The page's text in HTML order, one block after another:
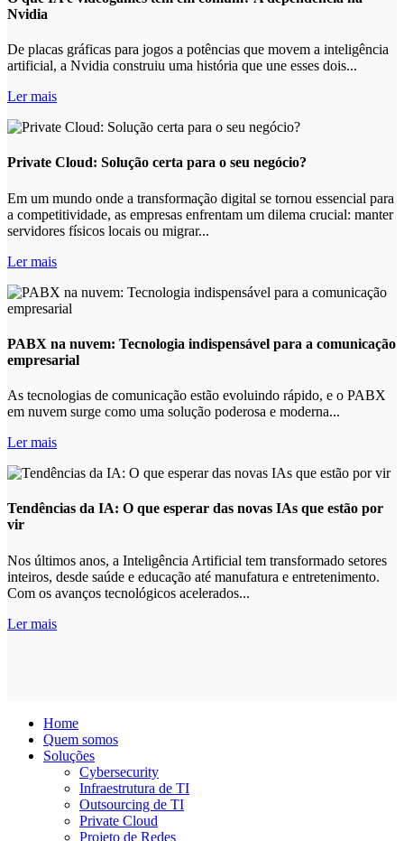
Nvidia
De placas gráficas para jogos a potências que movem a inteligência
artificial, a Nvidia construiu uma história que une esses dois...
Ler mais
Private Cloud: Solução certa para o seu negócio?
Em um mundo onde a transformação digital se tornou essencial para
a competitividade, as empresas enfrentam um dilema crucial: manter
servidores físicos locais ou migrar...
Ler mais
PABX na nuvem: Tecnologia indispensável para a comunicação
empresarial
As tecnologias de comunicação estão evoluindo rápido, e o PABX
em nuvem surge como uma solução poderosa e moderna...
Ler mais
Tendências da IA: O que esperar das novas IAs que estão por
vir
Nos últimos anos, a Inteligência Artificial tem transformado setores
inteiros, desde saúde e educação até manufatura e entretenimento.
Com os avanços tecnológicos acelerados...
Ler mais
Home
Quem somos
Soluções
Cybersecurity
Infraestrutura de TI
Outsourcing de TI
Private Cloud
Projeto de Redes